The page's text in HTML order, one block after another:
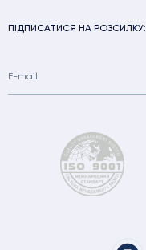
ПІДПИСАТИСЯ НА РОЗСИЛКУ: